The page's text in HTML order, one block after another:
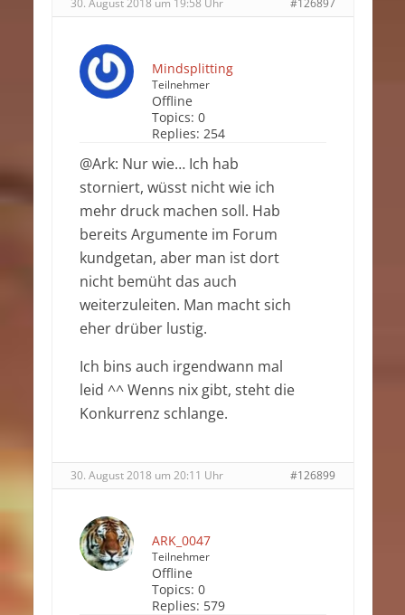
30. August 2018 um 19:58 Uhr #126897
Mindsplitting
Teilnehmer
Offline
Topics: 0
Replies: 254
@Ark: Nur wie… Ich hab
storniert, wüsst nicht wie ich
mehr druck machen soll. Hab
bereits Argumente im Forum
kundgetan, aber man ist dort
nicht bemüht das auch
weiterzuleiten. Man macht sich
eher drüber lustig.
Ich bins auch irgendwann mal
leid ^^ Wenns nix gibt, steht die
Konkurrenz schlange.
30. August 2018 um 20:11 Uhr #126899
ARK_0047
Teilnehmer
Offline
Topics: 0
Replies: 579